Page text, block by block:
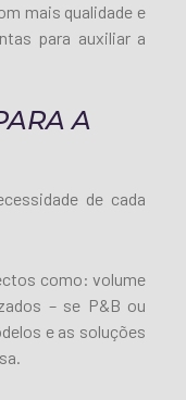
mais qualidade e
para auxiliar a
A
de cada
como: volume
– se P&B ou
e as soluções